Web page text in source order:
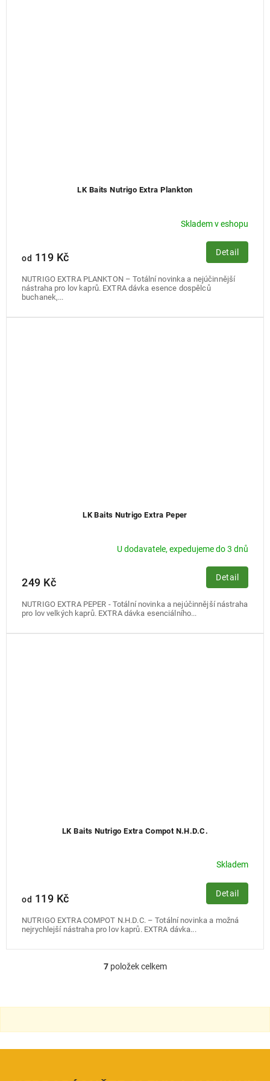
LK Baits Nutrigo Extra Plankton
Skladem v eshopu
od 119 Kč Detail
NUTRIGO EXTRA PLANKTON – Totální novinka a nejúčinnější
nástraha pro lov kaprů. EXTRA dávka esence dospělců
buchanek,...
LK Baits Nutrigo Extra Peper
U dodavatele, expedujeme do 3 dnů
249 Kč Detail
NUTRIGO EXTRA PEPER - Totální novinka a nejúčinnější nástraha
pro lov velkých kaprů. EXTRA dávka esenciálního...
LK Baits Nutrigo Extra Compot N.H.D.C.
Skladem
od 119 Kč Detail
NUTRIGO EXTRA COMPOT N.H.D.C. – Totální novinka a možná
nejrychlejší nástraha pro lov kaprů. EXTRA dávka...
O
á
a
í
7položek celkem